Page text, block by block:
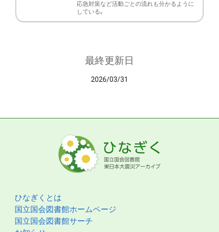
応急対策など活動ごとの流れも分かるように
している。
最終更新日
2026/03/31
ひなぎくとは
国立国会図書館ホームページ
国立国会図書館サーチ